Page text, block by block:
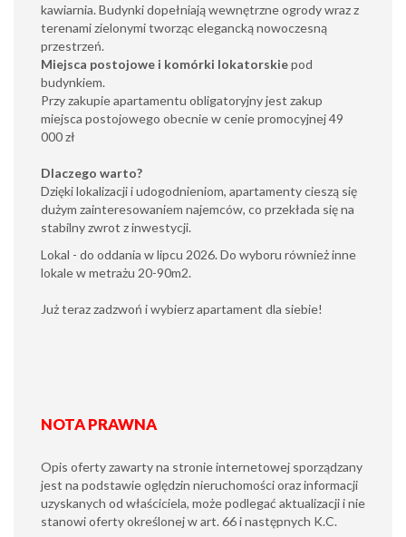
kawiarnia. Budynki dopełniają wewnętrzne ogrody wraz z
terenami zielonymi tworząc elegancką nowoczesną
przestrzeń.
Miejsca postojowe i komórki lokatorskiepod
budynkiem.
Przy zakupie apartamentu obligatoryjny jest zakup
miejsca postojowego obecnie w cenie promocyjnej 49
000 zł
Dlaczego warto?
Dzięki lokalizacji i udogodnieniom, apartamenty cieszą się
dużym zainteresowaniem najemców, co przekłada się na
stabilny zwrot z inwestycji.
Lokal - do oddania w lipcu 2026. Do wyboru również inne
lokale w metrażu 20-90m2.
Już teraz zadzwoń i wybierz apartament dla siebie!
NOTA PRAWNA
Opis oferty zawarty na stronie internetowej sporządzany
jest na podstawie oględzin nieruchomości oraz informacji
uzyskanych od właściciela, może podlegać aktualizacji i nie
stanowi oferty określonej w art. 66 i następnych K.C.